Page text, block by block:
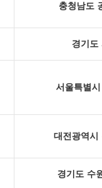
충청남도
경기도
서울특별
대전광역시
경기도 수